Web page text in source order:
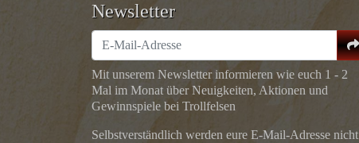
Newsletter
Mit unserem Newsletter informieren wie euch 1 - 2
Mal im Monat über Neuigkeiten, Aktionen und
Gewinnspiele bei Trollfelsen
Selbstverständlich werden eure E-Mail-Adresse nicht